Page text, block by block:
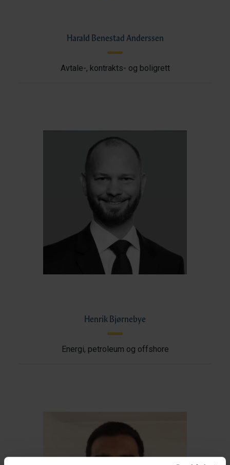
Harald Benestad Anderssen
Avtale-, kontrakts- og boligrett
Henrik Bjørnebye
Energi, petroleum og offshore